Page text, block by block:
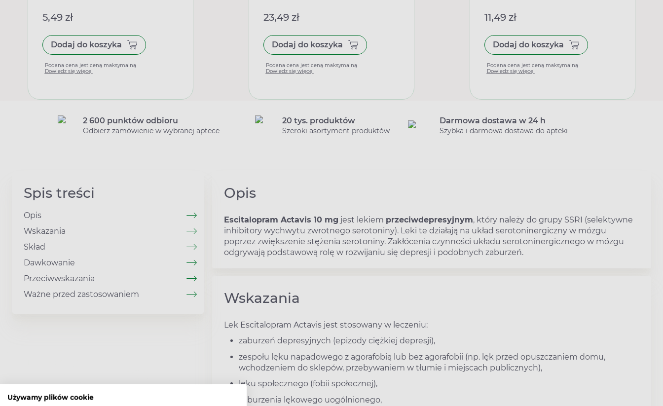
Używamy plików cookie
5,49 zł
Dodaj do koszyka
Podana cena jest ceną maksymalną
Dowiedz się więcej
23,49 zł
Dodaj do koszyka
Podana cena jest ceną maksymalną
Dowiedz się więcej
11,49 zł
Dodaj do koszyka
Podana cena jest ceną maksymalną
Dowiedz się więcej
2 600 punktów odbioru
Odbierz zamówienie w wybranej aptece
20 tys. produktów
Szeroki asortyment produktów
Darmowa dostawa w 24 h
Szybka i darmowa dostawa do apteki
Spis treści
Opis
Wskazania
Skład
Dawkowanie
Przeciwwskazania
Ważne przed zastosowaniem
Opis
Escitalopram Actavis 10 mg jest lekiem przeciwdepresyjnym, który należy do grupy SSRI (selektywne
inhibitory wychwytu zwrotnego serotoniny). Leki te działają na układ serotoninergiczny w mózgu
poprzez zwiększenie stężenia serotoniny. Zakłócenia czynności układu serotoninergicznego w mózgu
odgrywają podstawową rolę w rozwijaniu się depresji i podobnych zaburzeń.
Wskazania
Lek Escitalopram Actavis jest stosowany w leczeniu:
zaburzeń depresyjnych (epizody ciężkiej depresji),
zespołu lęku napadowego z agorafobią lub bez agorafobii (np. lęk przed opuszczaniem domu,
wchodzeniem do sklepów, przebywaniem w tłumie i miejscach publicznych),
lęku społecznego (fobii społecznej),
zaburzenia lękowego uogólnionego,